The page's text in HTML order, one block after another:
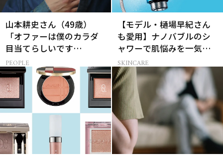
山本耕史さん（49歳）
「オファーは僕のカラダ
目当てらしいです
（笑）」全編英語ミュー
ジカルへの挑戦
PEOPLE
【モデル・樋場早紀さん
も愛用】ナノバブルのシ
ャワーで肌悩みを一気に
解決
SKINCARE